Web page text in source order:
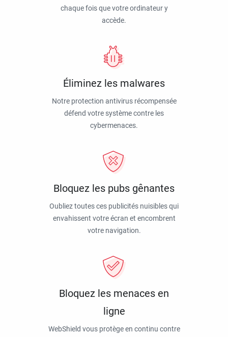
chaque fois que votre ordinateur y
accède.
Éliminez les malwares
Notre protection antivirus récompensée
défend votre système contre les
cybermenaces.
Bloquez les pubs gênantes
Oubliez toutes ces publicités nuisibles qui
envahissent votre écran et encombrent
votre navigation.
Bloquez les menaces en
ligne
WebShield vous protège en continu contre